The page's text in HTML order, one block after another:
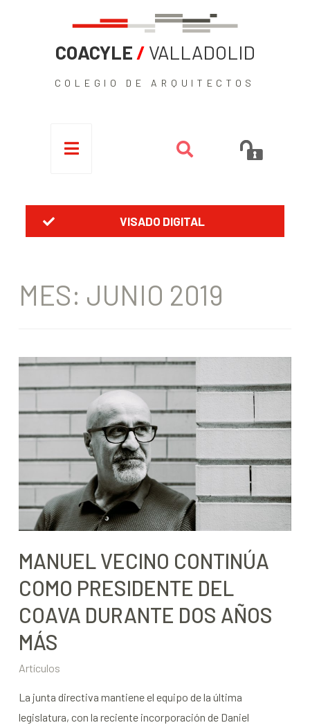
COACYLE / VALLADOLID
COLEGIO DE ARQUITECTOS
VISADO DIGITAL
MES: JUNIO 2019
MANUEL VECINO CONTINÚA
COMO PRESIDENTE DEL
COAVA DURANTE DOS AÑOS
MÁS
Artículos
La junta directiva mantiene el equipo de la última
legislatura, con la reciente incorporación de Daniel